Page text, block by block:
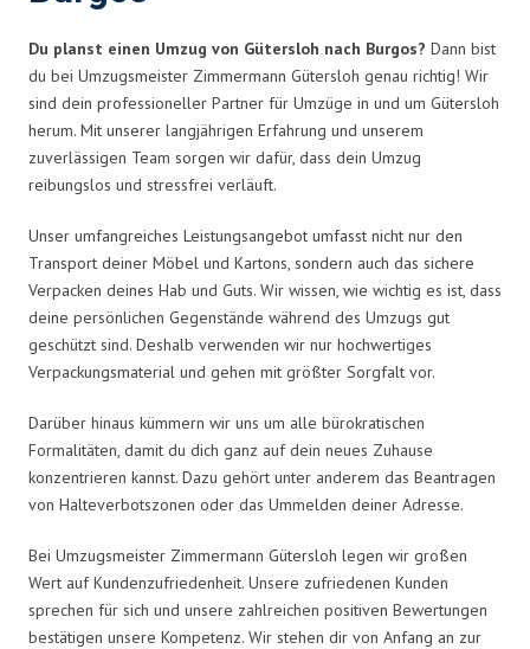
Du planst einen Umzug von Gütersloh nach Burgos? Dann bist
du bei Umzugsmeister Zimmermann Gütersloh genau richtig! Wir
sind dein professioneller Partner für Umzüge in und um Gütersloh
herum. Mit unserer langjährigen Erfahrung und unserem
zuverlässigen Team sorgen wir dafür, dass dein Umzug
reibungslos und stressfrei verläuft.
Unser umfangreiches Leistungsangebot umfasst nicht nur den
Transport deiner Möbel und Kartons, sondern auch das sichere
Verpacken deines Hab und Guts. Wir wissen, wie wichtig es ist, dass
deine persönlichen Gegenstände während des Umzugs gut
geschützt sind. Deshalb verwenden wir nur hochwertiges
Verpackungsmaterial und gehen mit größter Sorgfalt vor.
Darüber hinaus kümmern wir uns um alle bürokratischen
Formalitäten, damit du dich ganz auf dein neues Zuhause
konzentrieren kannst. Dazu gehört unter anderem das Beantragen
von Halteverbotszonen oder das Ummelden deiner Adresse.
Bei Umzugsmeister Zimmermann Gütersloh legen wir großen
Wert auf Kundenzufriedenheit. Unsere zufriedenen Kunden
sprechen für sich und unsere zahlreichen positiven Bewertungen
bestätigen unsere Kompetenz. Wir stehen dir von Anfang an zur